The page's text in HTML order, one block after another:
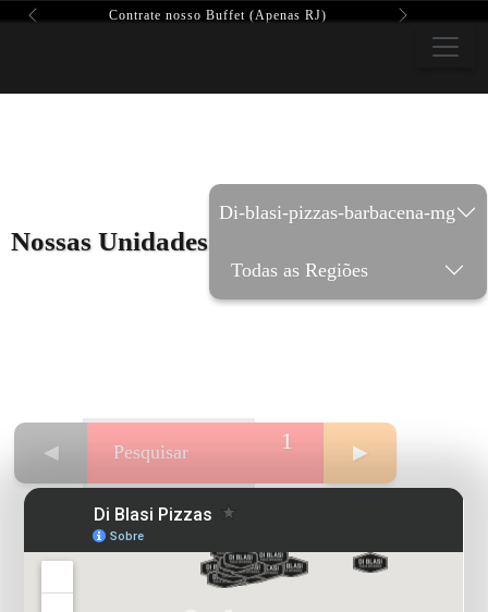
Contrate nosso Buffet (Apenas RJ)
Previous Next
Nossas Unidades
Di-blasi-pizzas-barbacena-mg
Todas as Regiões
◀ 1 ▶